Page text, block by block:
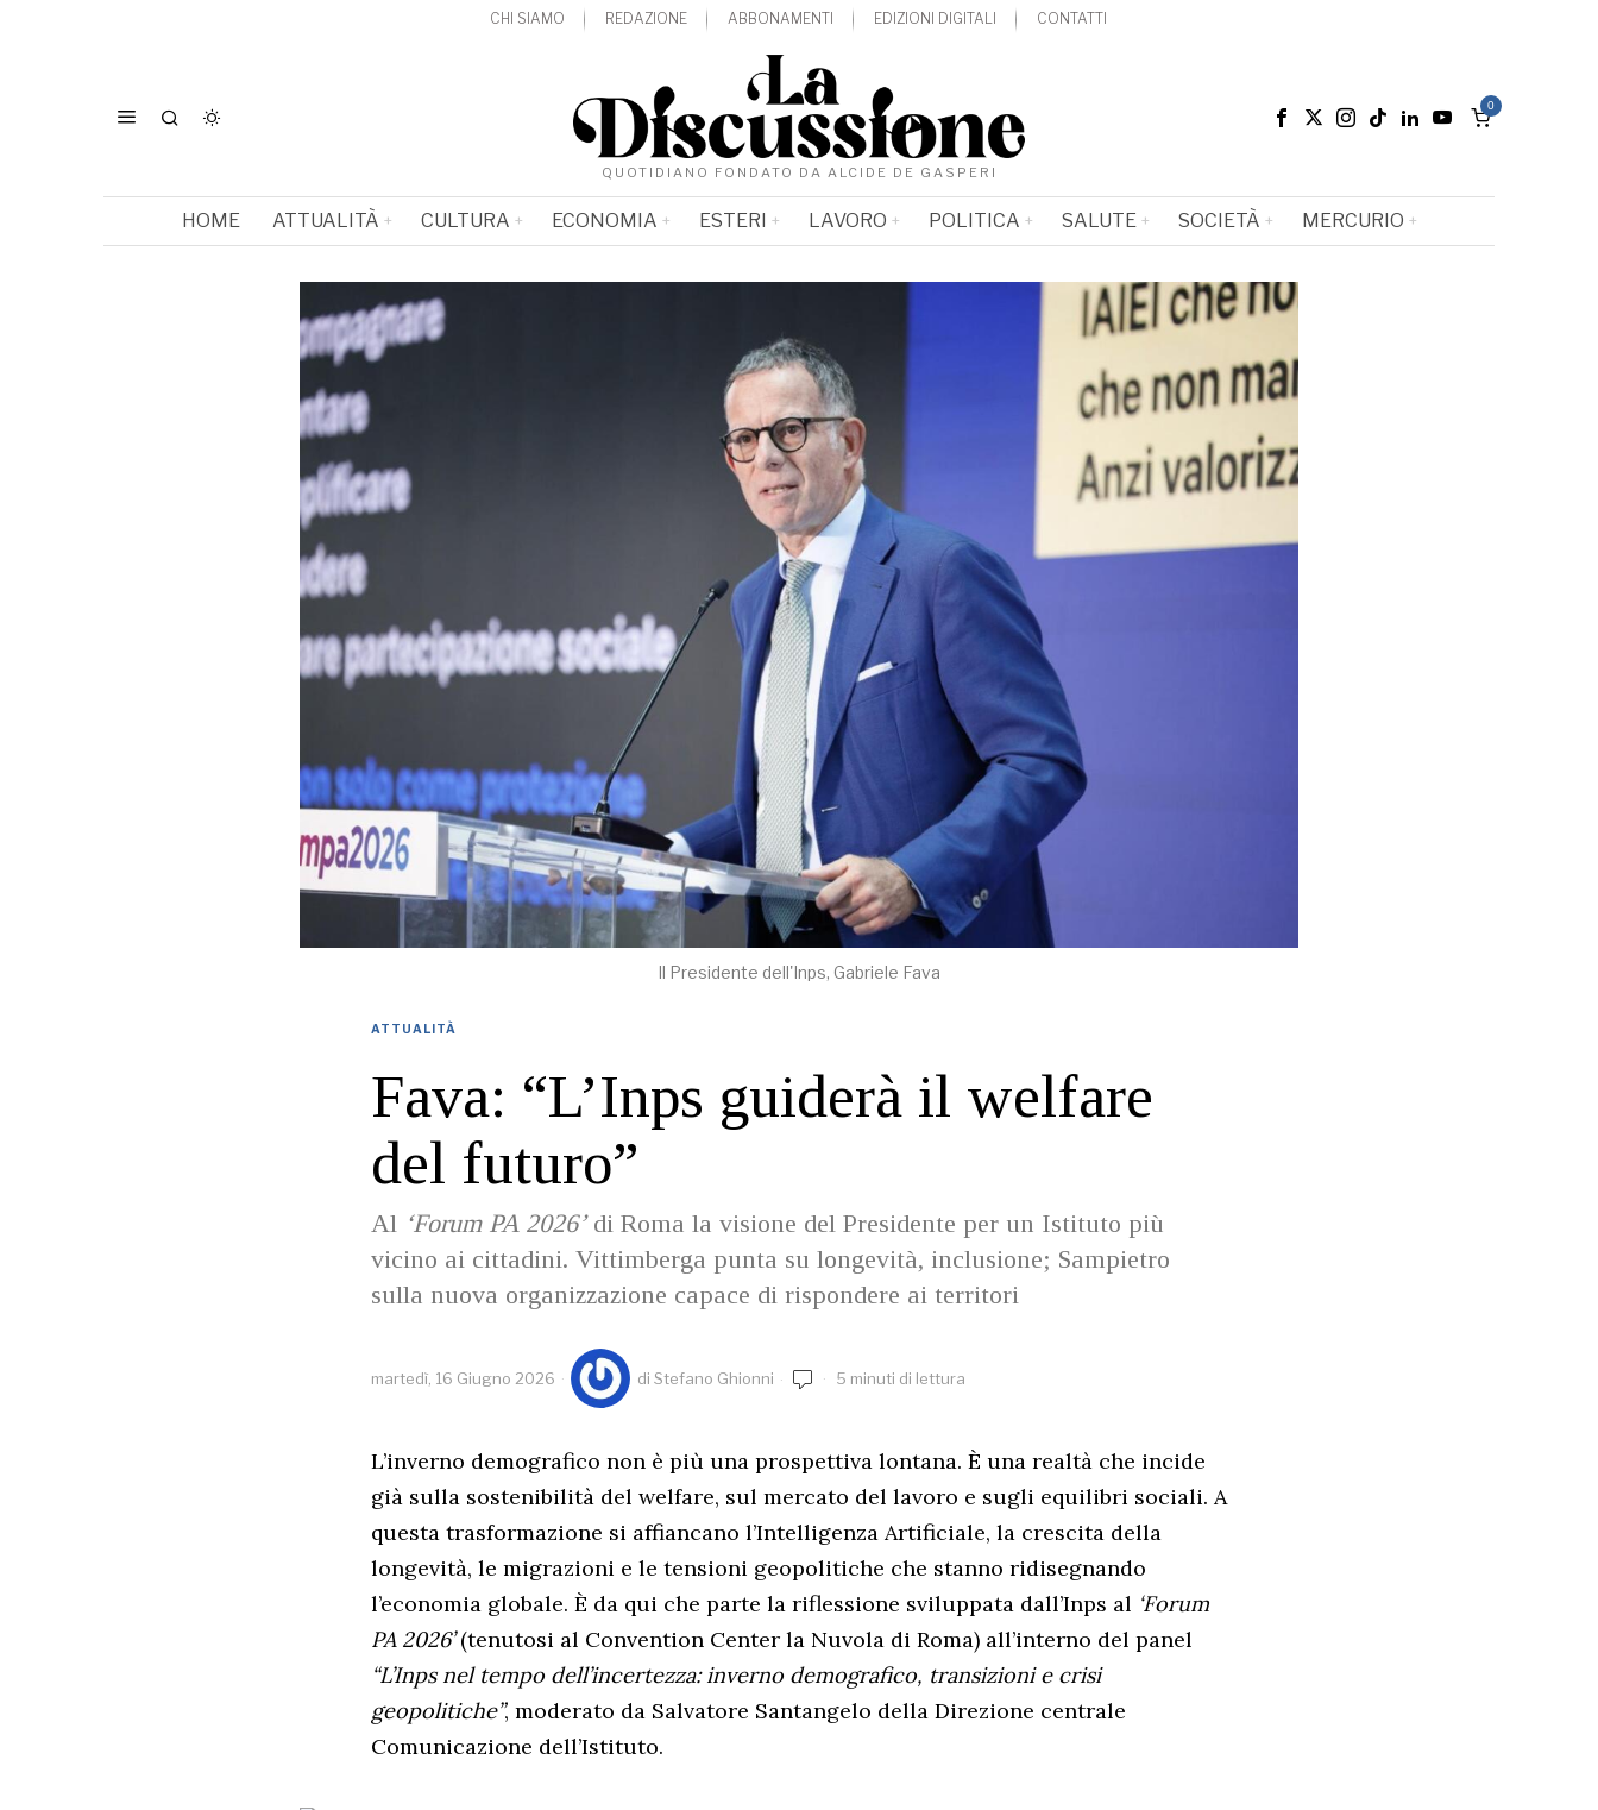
CHI SIAMO REDAZIONE ABBONAMENTI EDIZIONI DIGITALI CONTATTI
QUOTIDIANO FONDATO DA ALCIDE DE GASPERI
0
HOME ATTUALITÀ CULTURA ECONOMIA ESTERI LAVORO POLITICA SALUTE SOCIETÀ MERCURIO
Il Presidente dell'Inps, Gabriele Fava
ATTUALITÀ
Fava: “L’Inps guiderà il welfare
del futuro”
Al ‘Forum PA 2026’di Roma la visione del Presidente per un Istituto più
vicino ai cittadini. Vittimberga punta su longevità, inclusione; Sampietro
sulla nuova organizzazione capace di rispondere ai territori
martedì, 16 Giugno 2026 di Stefano Ghionni 5 minuti di lettura
L’inverno demografico non è più una prospettiva lontana. È una realtà che incide
già sulla sostenibilità del welfare, sul mercato del lavoro e sugli equilibri sociali. A
questa trasformazione si affiancano l’Intelligenza Artificiale, la crescita della
longevità, le migrazioni e le tensioni geopolitiche che stanno ridisegnando
l’economia globale. È da qui che parte la riflessione sviluppata dall’Inps al ‘Forum
PA 2026’(tenutosi al Convention Center la Nuvola di Roma) all’interno del panel
“L’Inps nel tempo dell’incertezza: inverno demografico, transizioni e crisi
geopolitiche”, moderato da Salvatore Santangelo della Direzione centrale
Comunicazione dell’Istituto.